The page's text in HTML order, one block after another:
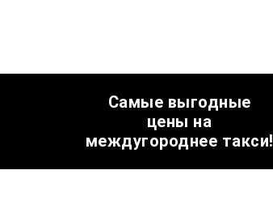
Самые выгодные
цены на
междугороднее такси!